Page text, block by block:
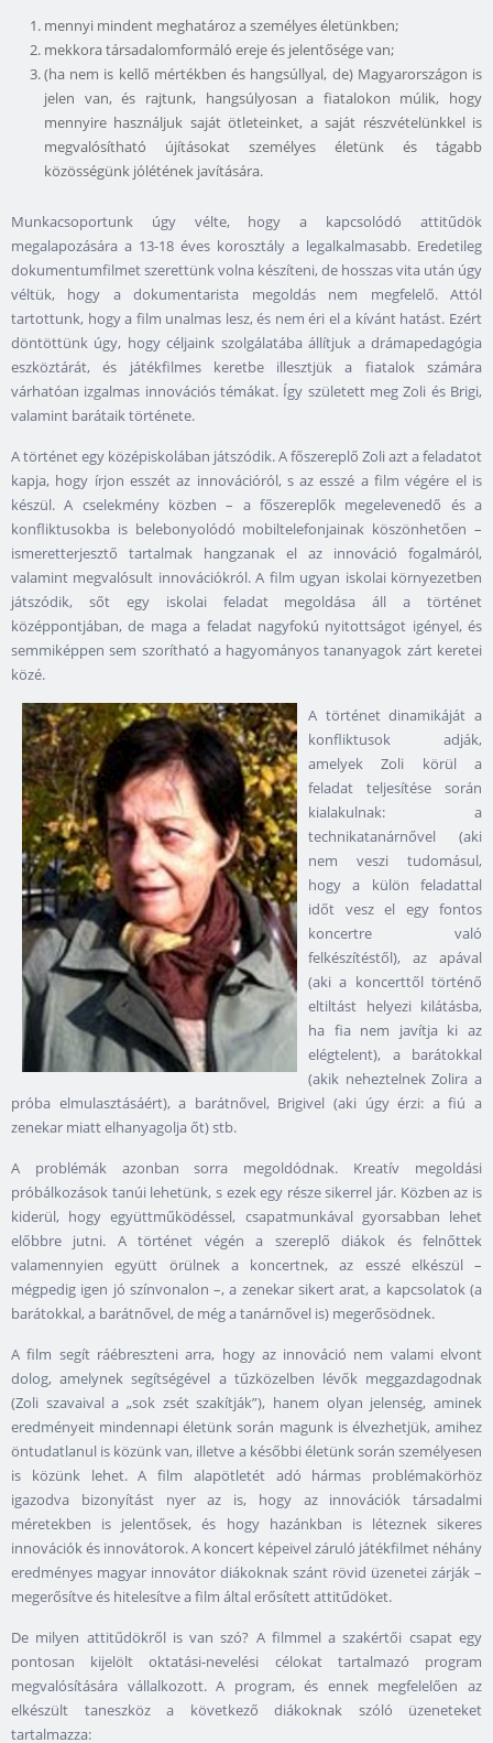
mennyi mindent meghatároz a személyes életünkben;
mekkora társadalomformáló ereje és jelentősége van;
(ha nem is kellő mértékben és hangsúllyal, de) Magyarországon is
jelen van, és rajtunk, hangsúlyosan a fiatalokon múlik, hogy
mennyire használjuk saját ötleteinket, a saját részvételünkkel is
megvalósítható újításokat személyes életünk és tágabb
közösségünk jólétének javítására.
Munkacsoportunk úgy vélte, hogy a kapcsolódó attitűdök
megalapozására a 13-18 éves korosztály a legalkalmasabb. Eredetileg
dokumentumfilmet szerettünk volna készíteni, de hosszas vita után úgy
véltük, hogy a dokumentarista megoldás nem megfelelő. Attól
tartottunk, hogy a film unalmas lesz, és nem éri el a kívánt hatást. Ezért
döntöttünk úgy, hogy céljaink szolgálatába állítjuk a drámapedagógia
eszköztárát, és játékfilmes keretbe illesztjük a fiatalok számára
várhatóan izgalmas innovációs témákat. Így született meg Zoli és Brigi,
valamint barátaik története.
A történet egy középiskolában játszódik. A főszereplő Zoli azt a feladatot
kapja, hogy írjon esszét az innovációról, s az esszé a film végére el is
készül. A cselekmény közben – a főszereplők megelevenedő és a
konfliktusokba is belebonyolódó mobiltelefonjainak köszönhetően –
ismeretterjesztő tartalmak hangzanak el az innováció fogalmáról,
valamint megvalósult innovációkról. A film ugyan iskolai környezetben
játszódik, sőt egy iskolai feladat megoldása áll a történet
középpontjában, de maga a feladat nagyfokú nyitottságot igényel, és
semmiképpen sem szorítható a hagyományos tananyagok zárt keretei
közé.
A történet dinamikáját a
konfliktusok adják,
amelyek Zoli körül a
feladat teljesítése során
kialakulnak: a
technikatanárnővel (aki
nem veszi tudomásul,
hogy a külön feladattal
időt vesz el egy fontos
koncertre való
felkészítéstől), az apával
(aki a koncerttől történő
eltiltást helyezi kilátásba,
ha fia nem javítja ki az
elégtelent), a barátokkal
(akik neheztelnek Zolira a
próba elmulasztásáért), a barátnővel, Brigivel (aki úgy érzi: a fiú a
zenekar miatt elhanyagolja őt) stb.
A problémák azonban sorra megoldódnak. Kreatív megoldási
próbálkozások tanúi lehetünk, s ezek egy része sikerrel jár. Közben az is
kiderül, hogy együttműködéssel, csapatmunkával gyorsabban lehet
előbbre jutni. A történet végén a szereplő diákok és felnőttek
valamennyien együtt örülnek a koncertnek, az esszé elkészül –
mégpedig igen jó színvonalon –, a zenekar sikert arat, a kapcsolatok (a
barátokkal, a barátnővel, de még a tanárnővel is) megerősödnek.
A film segít ráébreszteni arra, hogy az innováció nem valami elvont
dolog, amelynek segítségével a tűzközelben lévők meggazdagodnak
(Zoli szavaival a „sok zsét szakítják”), hanem olyan jelenség, aminek
eredményeit mindennapi életünk során magunk is élvezhetjük, amihez
öntudatlanul is közünk van, illetve a későbbi életünk során személyesen
is közünk lehet. A film alapötletét adó hármas problémakörhöz
igazodva bizonyítást nyer az is, hogy az innovációk társadalmi
méretekben is jelentősek, és hogy hazánkban is léteznek sikeres
innovációk és innovátorok. A koncert képeivel záruló játékfilmet néhány
eredményes magyar innovátor diákoknak szánt rövid üzenetei zárják –
megerősítve és hitelesítve a film által erősített attitűdöket.
De milyen attitűdökről is van szó? A filmmel a szakértői csapat egy
pontosan kijelölt oktatási-nevelési célokat tartalmazó program
megvalósítására vállalkozott. A program, és ennek megfelelően az
elkészült taneszköz a következő diákoknak szóló üzeneteket
tartalmazza: